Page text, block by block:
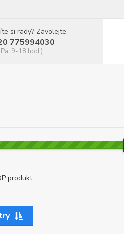
si rady? Zavolejte.
775994030
9-18 hod.)
produkt